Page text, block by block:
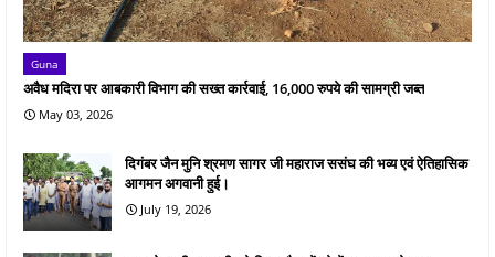
Guna
अवैध मदिरा पर आबकारी विभाग की सख्त कार्रवाई, 16,000 रुपये की सामग्री जब्त
May 03, 2026
दिगंबर जैन मुनि श्रमण सागर जी महाराज ससंघ की भव्य एवं ऐतिहासिक
आगमन अगवानी हुई।
July 19, 2026